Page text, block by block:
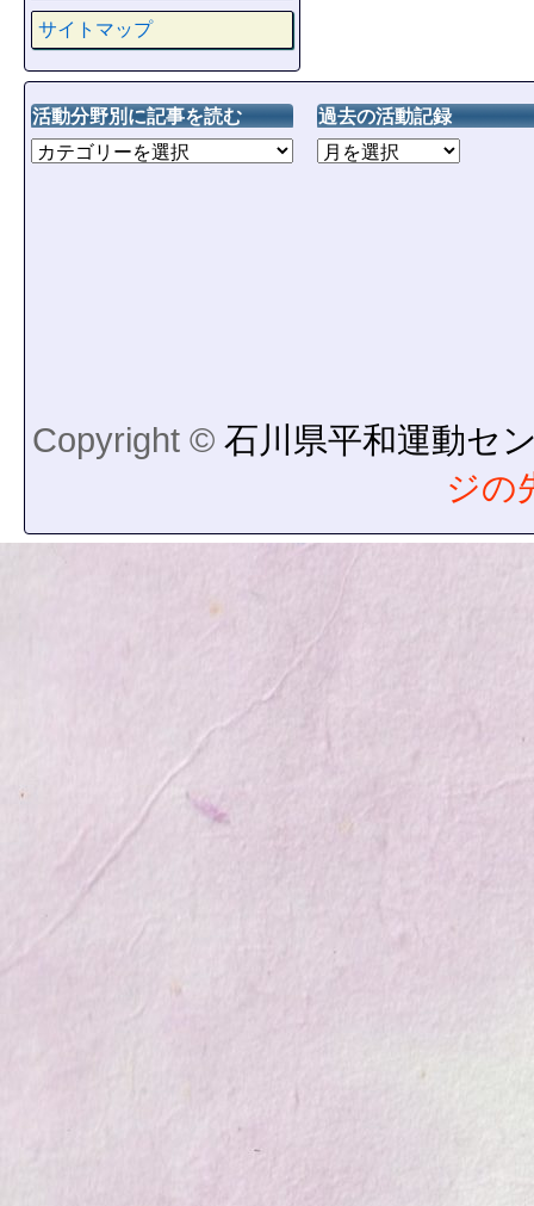
サイトマップ
活動分野別に記事を読む 過去の活動記録
Copyright © 石川県平和運動セ
ジの